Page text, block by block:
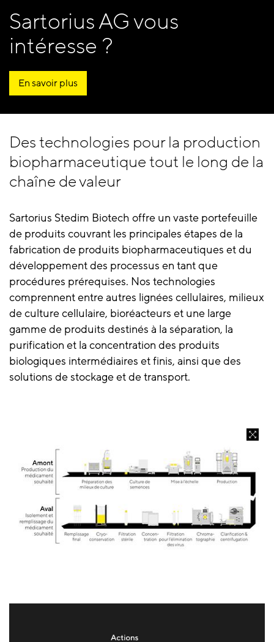
Sartorius AG vous
intéresse ?
En savoir plus
Des technologies pour la production
biopharmaceutique tout le long de la
chaîne de valeur
Sartorius Stedim Biotech offre un vaste portefeuille
de produits couvrant les principales étapes de la
fabrication de produits biopharmaceutiques et du
développement des processus en tant que
procédures prérequises. Nos technologies
comprennent entre autres lignées cellulaires, milieux
de culture cellulaire, bioréacteurs et une large
gamme de produits destinés à la séparation, la
purification et la concentration des produits
biologiques intermédiaires et finis, ainsi que des
solutions de stockage et de transport.